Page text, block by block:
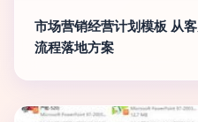
市场营销经营计划模板 从
流程落地方案